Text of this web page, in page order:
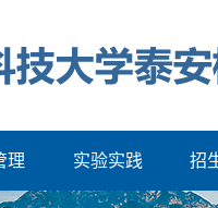
理 实验实践 招